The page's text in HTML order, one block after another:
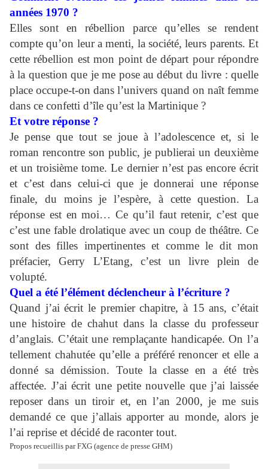
années 1970 ?
Elles sont en rébellion parce qu’elles se rendent
compte qu’on leur a menti, la société, leurs parents. Et
cette rébellion est mon point de départ pour répondre
à la question que je me pose au début du livre : quelle
place occupe-t-on dans l’univers quand on naît femme
dans ce confetti d’île qu’est la Martinique ?
Et votre réponse ?
Je pense que tout se joue à l’adolescence et, si le
roman rencontre son public, je publierai un deuxième
et un troisième tome. Le dernier n’est pas encore écrit
et c’est dans celui-ci que je donnerai une réponse
finale, du moins je l’espère, à cette question. La
réponse est en moi… Ce qu’il faut retenir, c’est que
c’est une fable drolatique avec un coup de théâtre. Ce
sont des filles impertinentes et comme le dit mon
préfacier, Gerry L’Etang, c’est un livre plein de
volupté.
Quel a été l’élément déclencheur à l’écriture ?
Quand j’ai écrit le premier chapitre, à 15 ans, c’était
une histoire de chahut dans la classe du professeur
d’anglais. C’était une remplaçante handicapée. On l’a
tellement chahutée qu’elle a préféré renoncer et elle a
donné sa démission. Toute la classe en a été très
affectée. J’ai écrit une petite nouvelle que j’ai laissée
reposer dans un tiroir et, en l’an 2000, je me suis
demandé ce que j’allais apporter au monde, alors je
l’ai reprise et décidé de raconter tout.
Propos recueillis par FXG (agence de presse GHM)